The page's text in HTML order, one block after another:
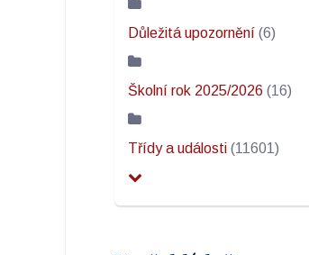
Důležitá upozornění (6)
Školní rok 2025/2026 (16)
Třídy a události (11601)